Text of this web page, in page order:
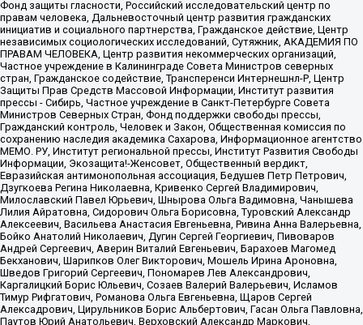
Фонд защиты гласности, Российский исследовательский центр по
правам человека, Дальневосточный центр развития гражданских
инициатив и социального партнерства, Гражданское действие, Центр
независимых социологических исследований, Сутяжник, АКАДЕМИЯ ПО
ПРАВАМ ЧЕЛОВЕКА, Центр развития некоммерческих организаций,
Частное учреждение в Калининграде Совета Министров северных
стран, Гражданское содействие, Трансперенси Интернешнл-Р, Центр
Защиты Прав Средств Массовой Информации, Институт развития
прессы - Сибирь, Частное учреждение в Санкт-Петербурге Совета
Министров Северных Стран, Фонд поддержки свободы прессы,
Гражданский контроль, Человек и Закон, Общественная комиссия по
сохранению наследия академика Сахарова, Информационное агентство
МЕМО. РУ, Институт региональной прессы, Институт Развития Свободы
Информации, Экозащита!-Женсовет, Общественный вердикт,
Евразийская антимонопольная ассоциация, Бедушев Петр Петрович,
Дзугкоева Регина Николаевна, Кривенко Сергей Владимирович,
Милославский Павел Юрьевич, Шнырова Ольга Вадимовна, Чанышева
Лилия Айратовна, Сидорович Ольга Борисовна, Туровский Александр
Алексеевич, Васильева Анастасия Евгеньевна, Ривина Анна Валерьевна,
Бойко Анатолий Николаевич, Дугин Сергей Георгиевич, Пивоваров
Андрей Сергеевич, Аверин Виталий Евгеньевич, Барахоев Магомед
Бекханович, Шарипков Олег Викторович, Мошель Ирина Ароновна,
Шведов Григорий Сергеевич, Пономарев Лев Александрович,
Каргалицкий Борис Юльевич, Созаев Валерий Валерьевич, Исламов
Тимур Рифгатович, Романова Ольга Евгеньевна, Щаров Сергей
Алексадрович, Цирульников Борис Альбертович, Гасан Ольга Павловна,
Паутов Юрий Анатольевич, Верховский Александр Маркович,